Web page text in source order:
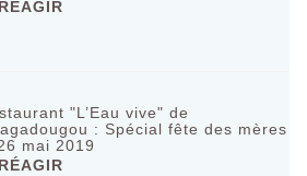
RÉAGIR
"L’Eau vive" de
: Spécial fête des mères
mai 2019
RÉAGIR